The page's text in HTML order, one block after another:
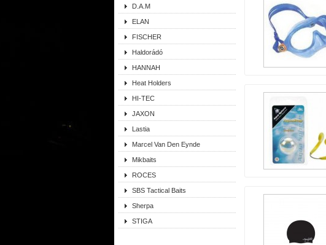
D.A.M
ELAN
FISCHER
Haldorádó
HANNAH
Heat Holders
HI-TEC
JAXON
Lastia
Marcel Van Den Eynde
Mikbaits
ROCES
SBS Tactical Baits
Sherpa
STIGA